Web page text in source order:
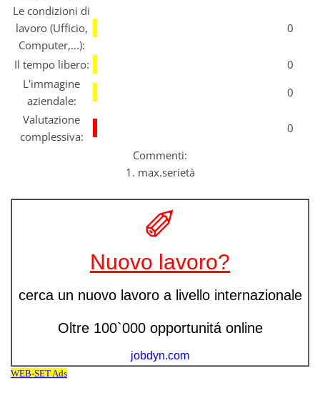
Le condizioni di
lavoro (Ufficio,
Computer,...):
0
Il tempo libero:
0
L'immagine
aziendale:
0
Valutazione
complessiva:
0
Commenti:
1. max.serietà